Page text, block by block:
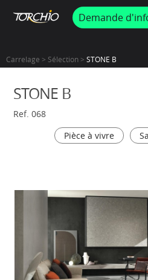
PROMOS & ACTUS
Demande
Carrelage > Sélection > STONE B
STONE B
Ref. 068
Pièce à vivre